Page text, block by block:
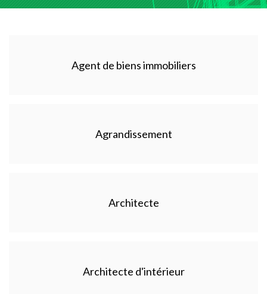
Agent de biens immobiliers
Agrandissement
Architecte
Architecte d'intérieur